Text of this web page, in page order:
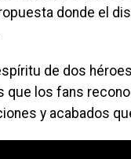
donde el
de dos
que los fans
y acabados